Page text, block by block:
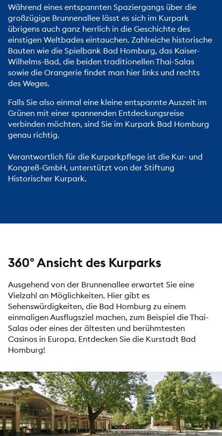
Während eines entspannten Spaziergangs über die
großzügige Brunnenallee lässt es sich im Kurpark
übrigens auch ganz herrlich in die Geschichte des
einstigen Weltbades eintauchen. Zahlreiche historische
Bauten wie die Spielbank Bad Homburg, das Kaiser-
Wilhelms-Bad, die beiden traditionellen Thai-Salas
sowie die Orangerie findet man hier links und rechts
des Weges.
Falls Sie also einmal eine kleine entspannte Auszeit im
Grünen mit einer spannenden Entdeckungsreise
verbinden möchten, sind Sie im Kurpark Bad Homburg
genau richtig.
Verantwortlich für die Kurparkpflege ist die Kur- und
Kongreß-GmbH, unterstützt von der Stiftung
Historischer Kurpark.
360° Ansicht des Kurparks
Ausgehend von der Brunnenallee erwartet Sie eine
Vielzahl an Möglichkeiten. Hier gibt es
Sehenswürdigkeiten, die Bad Homburg zu einem
einmaligen Ausflugsziel machen, zum Beispiel die Thai-
Salas oder eines der ältesten und berühmtesten
Casinos in Europa. Entdecken Sie die Kurstadt Bad
Homburg!